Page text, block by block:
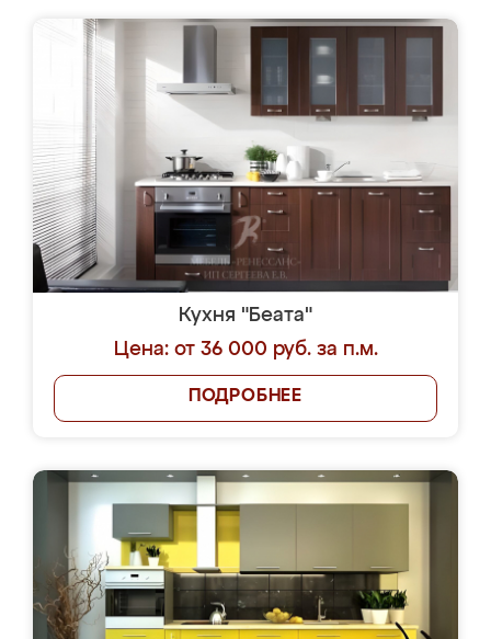
Кухня "Беата"
Цена: от 36 000 руб. за п.м.
ПОДРОБНЕЕ